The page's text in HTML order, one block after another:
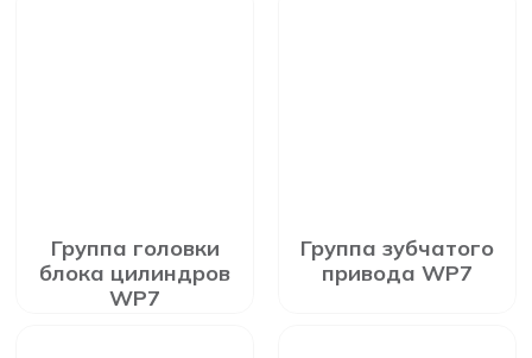
Группа головки
блока цилиндров
WP7
Группа зубчатого
привода WP7